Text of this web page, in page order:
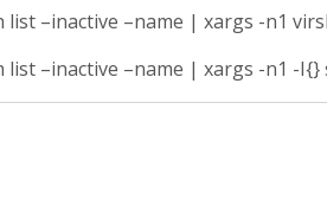
list –inactive –name | xargs -n1
list –inactive –name | xargs -n1 -I{}